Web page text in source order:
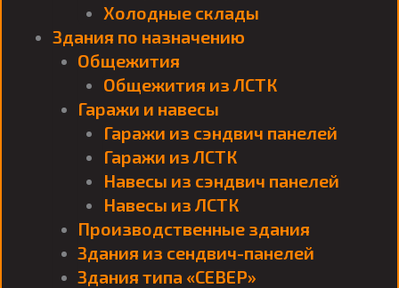
Холодные склады
Здания по назначению
Общежития
Общежития из ЛСТК
Гаражи и навесы
Гаражи из сэндвич панелей
Гаражи из ЛСТК
Навесы из сэндвич панелей
Навесы из ЛСТК
Производственные здания
Здания из сендвич-панелей
Здания типа «СЕВЕР»